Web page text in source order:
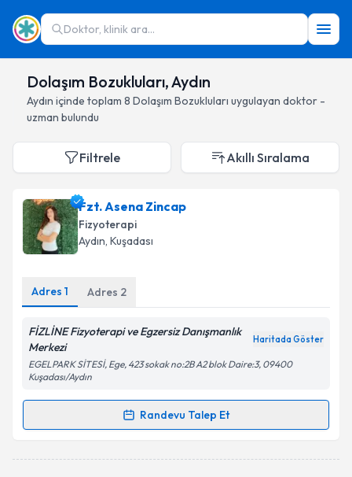
Doktor, klinik ara...
Dolaşım Bozukluları, Aydın
Aydın içinde toplam 8 Dolaşım Bozukluları uygulayan doktor -
uzman bulundu
Filtrele Akıllı Sıralama
Fzt. Asena Zincap
Fizyoterapi
Aydın, Kuşadası
Adres 1 Adres 2
FİZLİNE Fizyoterapi ve Egzersiz Danışmanlık
Merkezi
Haritada Göster
EGELPARK SİTESİ, Ege, 423 sokak no:2B A2 blok Daire:3, 09400
Kuşadası/Aydın
Randevu Talep Et
Randevu Takvimi Talebi